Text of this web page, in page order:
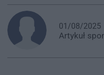
01/08/2025
Artykuł